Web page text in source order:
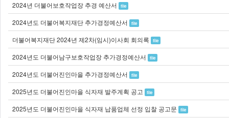
2024년 더불어보호작업장 추경 예산서 file
2024년도 더불어복지재단 추가경정예산서 file
더불어복지재단 2024년 제2차(임시)이사회 회의록 file
2024년도 더불어남구보호작업장 추가경정예산서 file
2024년도 더불어진인마을 추가경정예산서 file
2025년도 더불어진인마을 식자재 발주계획 공고 file
2025년도 더불어진인마을 식자재 납품업체 선정 입찰 공고문 file